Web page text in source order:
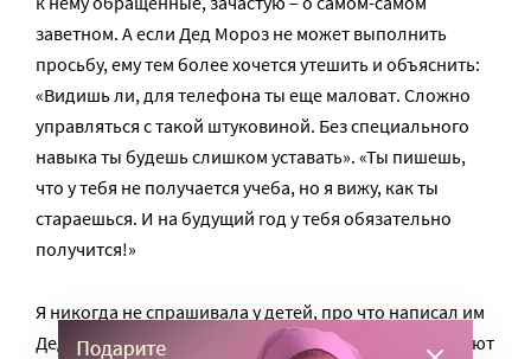
заветном. А если Дед Мороз не может выполнить
просьбу, ему тем более хочется утешить и объяснить:
«Видишь ли, для телефона ты еще маловат. Сложно
управляться с такой штуковиной. Без специального
навыка ты будешь слишком уставать». «Ты пишешь,
что у тебя не получается учеба, но я вижу, как ты
стараешься. И на будущий год у тебя обязательно
получится!»
Я никогда не спрашивала у детей, про что написал им
Дед Мороз. Но видела, что они прячут и перечитывают